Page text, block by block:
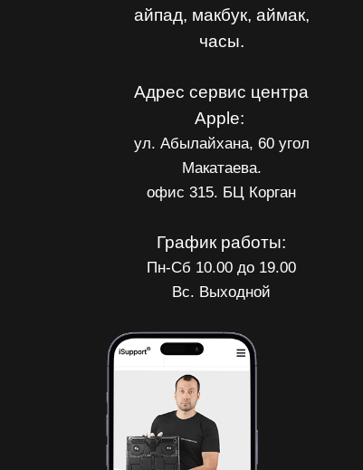
айпад, макбук, аймак,
часы.
Адрес сервис центра
Apple:
ул. Абылайхана, 60 угол
Макатаева.
офис 315. БЦ Корган
График работы:
Пн-Сб 10.00 до 19.00
Вс. Выходной